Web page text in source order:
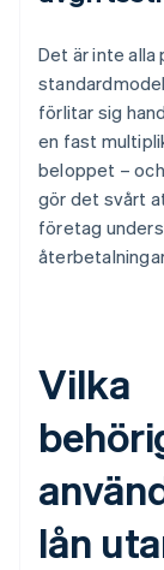
Det är inte
förlitar sig
en fast
beloppet –
gör det svårt
företag
Vilka
lån